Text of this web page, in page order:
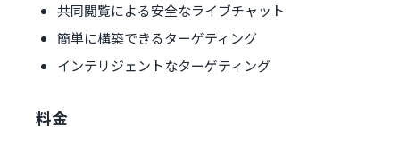
共同閲覧による安全なライブチャット
簡単に構築できるターゲティング
インテリジェントなターゲティング
料金